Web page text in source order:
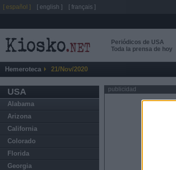
Periódicos de USA
Toda la prensa de hoy
Hemeroteca 21/Nov/2020
USA
Alabama
Arizona
California
Colorado
Florida
Georgia
publicidad
[ español ] [ english ] [ français ]